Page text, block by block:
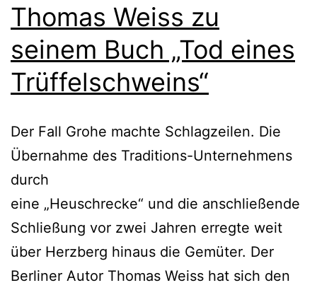
Thomas Weiss zu
seinem Buch „Tod eines
Trüffelschweins“
Der Fall Grohe machte Schlagzeilen. Die
Übernahme des Traditions-Unternehmens
durch
eine „Heuschrecke“ und die anschließende
Schließung vor zwei Jahren erregte weit
über Herzberg hinaus die Gemüter. Der
Berliner Autor Thomas Weiss hat sich den